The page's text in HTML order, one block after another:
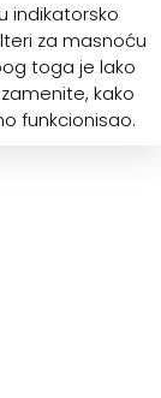
indikatorsko
za masnoću
toga je lako
kako
funkcionisao.